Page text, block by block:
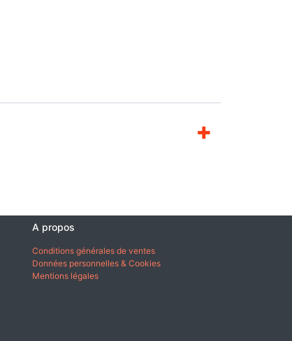
A propos
Conditions générales de ventes
Données personnelles & Cookies
Mentions légales